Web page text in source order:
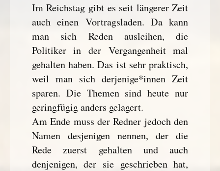
Im Reichstag gibt es seit längerer Zeit
auch einen Vortragsladen. Da kann
man sich Reden ausleihen, die
Politiker in der Vergangenheit mal
gehalten haben. Das ist sehr praktisch,
weil man sich derjenige*innen Zeit
sparen. Die Themen sind heute nur
geringfügig anders gelagert.
Am Ende muss der Redner jedoch den
Namen desjenigen nennen, der die
Rede zuerst gehalten und auch
denjenigen, der sie geschrieben hat,